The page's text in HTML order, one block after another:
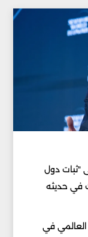
"ثبات دول
في حديثه
العالمي في